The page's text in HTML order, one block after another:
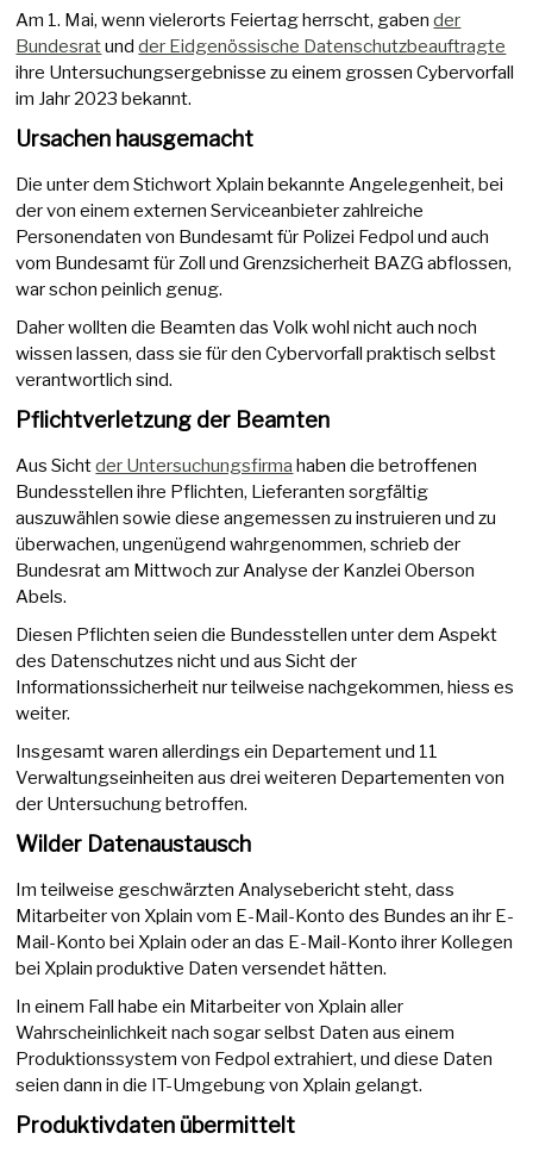
Am 1. Mai, wenn vielerorts Feiertag herrscht, gabender
Bundesratundder Eidgenössische Datenschutzbeauftragte
ihre Untersuchungsergebnisse zu einem grossen Cybervorfall
im Jahr 2023 bekannt.
Ursachen hausgemacht
Die unter dem Stichwort Xplain bekannte Angelegenheit, bei
der von einem externen Serviceanbieter zahlreiche
Personendaten von Bundesamt für Polizei Fedpol und auch
vom Bundesamt für Zoll und Grenzsicherheit BAZG abflossen,
war schon peinlich genug.
Daher wollten die Beamten das Volk wohl nicht auch noch
wissen lassen, dass sie für den Cybervorfall praktisch selbst
verantwortlich sind.
Pflichtverletzung der Beamten
Aus Sichtder Untersuchungsfirma haben die betroffenen
Bundesstellen ihre Pflichten, Lieferanten sorgfältig
auszuwählen sowie diese angemessen zu instruieren und zu
überwachen, ungenügend wahrgenommen, schrieb der
Bundesrat am Mittwoch zur Analyse der Kanzlei Oberson
Abels.
Diesen Pflichten seien die Bundesstellen unter dem Aspekt
des Datenschutzes nicht und aus Sicht der
Informationssicherheit nur teilweise nachgekommen, hiess es
weiter.
Insgesamt waren allerdings ein Departement und 11
Verwaltungseinheiten aus drei weiteren Departementen von
der Untersuchung betroffen.
Wilder Datenaustausch
Im teilweise geschwärzten Analysebericht steht, dass
Mitarbeiter von Xplain vom E-Mail-Konto des Bundes an ihr E-
Mail-Konto bei Xplain oder an das E-Mail-Konto ihrer Kollegen
bei Xplain produktive Daten versendet hätten.
In einem Fall habe ein Mitarbeiter von Xplain aller
Wahrscheinlichkeit nach sogar selbst Daten aus einem
Produktionssystem von Fedpol extrahiert, und diese Daten
seien dann in die IT-Umgebung von Xplain gelangt.
Produktivdaten übermittelt